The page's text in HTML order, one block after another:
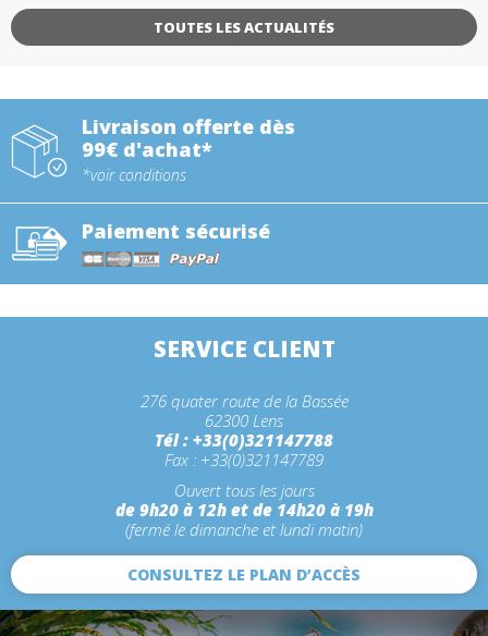
TOUTES LES ACTUALITÉS
Livraison offerte dès
99€ d'achat*
*voir conditions
Paiement sécurisé
SERVICE CLIENT
276 quater route de la Bassée
62300 Lens
Tél : +33(0)321147788
Fax : +33(0)321147789
Ouvert tous les jours
de 9h20 à 12h et de 14h20 à 19h
(fermé le dimanche et lundi matin)
CONSULTEZ LE PLAN D’ACCÈS